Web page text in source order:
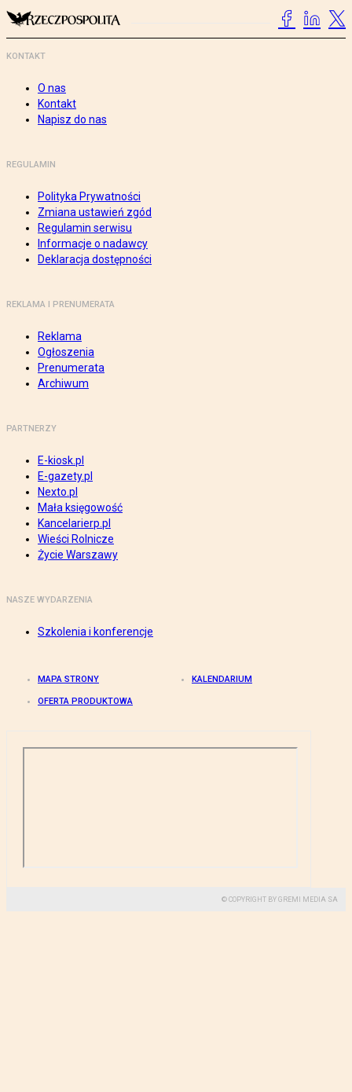
KONTAKT
O nas
Kontakt
Napisz do nas
REGULAMIN
Polityka Prywatności
Zmiana ustawień zgód
Regulamin serwisu
Informacje o nadawcy
Deklaracja dostępności
REKLAMA I PRENUMERATA
Reklama
Ogłoszenia
Prenumerata
Archiwum
PARTNERZY
E-kiosk.pl
E-gazety.pl
Nexto.pl
Mała księgowość
Kancelarierp.pl
Wieści Rolnicze
Życie Warszawy
NASZE WYDARZENIA
Szkolenia i konferencje
MAPA STRONY KALENDARIUM
OFERTA PRODUKTOWA
© COPYRIGHT BY GREMI MEDIA SA